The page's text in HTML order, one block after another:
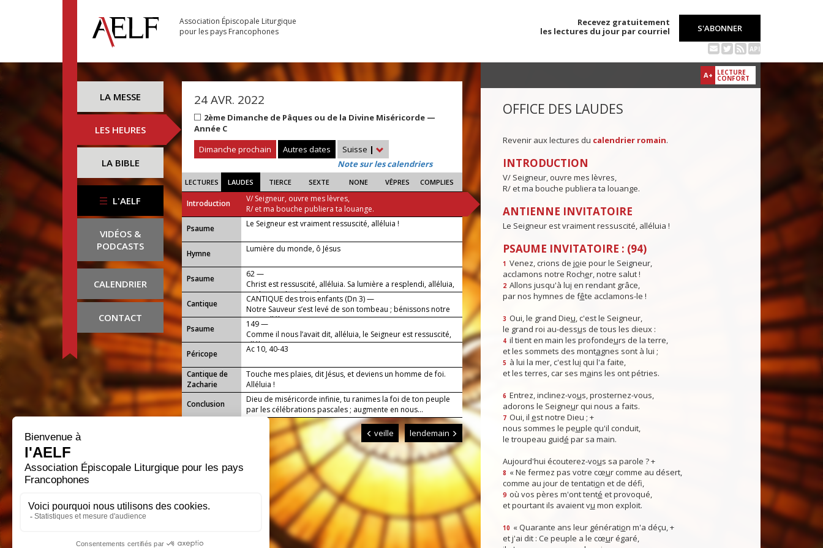
Association Épiscopale Liturgique
pour les pays Francophones
Recevez gratuitement
les lectures du jour par courriel
S'ABONNER
API
LA MESSE
LES HEURES
LA BIBLE
L'AELF
VIDÉOS &
PODCASTS
CALENDRIER
CONTACT
24 AVR. 2022
2ème Dimanche de Pâques ou de la Divine Miséricorde —
Année C
Dimanche prochain
Autres dates Suisse |
Note sur les calendriers
LECTURES LAUDES TIERCE SEXTE NONE VÊPRES COMPLIES
Introduction
V/ Seigneur, ouvre mes lèvres,
R/ et ma bouche publiera ta louange.
Psaume
Le Seigneur est vraiment ressuscité, alléluia !
Hymne Lumière du monde, ô Jésus
Psaume
62 —
Christ est ressuscité, alléluia. Sa lumière a resplendi, alléluia,
sur le peuple racheté par son sang.
Cantique
CANTIQUE des trois enfants (Dn 3) —
Notre Sauveur s’est levé de son tombeau ; bénissons notre
Dieu, alléluia !
Psaume
149 —
Comme il nous l’avait dit, alléluia, le Seigneur est ressuscité,
alléluia !
Péricope
Ac 10, 40-43
Cantique de
Zacharie
Touche mes plaies, dit Jésus, et deviens un homme de foi.
Alléluia !
Conclusion
Dieu de miséricorde infinie, tu ranimes la foi de ton peuple
par les célébrations pascales ; augmente en nous...
veille lendemain
A+ LECTURE
CONFORT
OFFICE DES LAUDES
Revenir aux lectures du calendrier romain.
INTRODUCTION
V/ Seigneur, ouvre mes lèvres,
R/ et ma bouche publiera ta louange.
ANTIENNE INVITATOIRE
Le Seigneur est vraiment ressuscité, alléluia !
PSAUME INVITATOIRE : (94)
1 Venez, crions de joie pour le Seigneur,
acclamons notre Rocher, notre salut !
2 Allons jusqu'à lui en rendant grâce,
par nos hymnes de fête acclamons-le !
3 Oui, le grand Dieu, c'est le Seigneur,
le grand roi au-dessus de tous les dieux :
4 il tient en main les profondeurs de la terre,
et les sommets des montagnes sont à lui ;
5 à lui la mer, c'est lui qui l'a faite,
et les terres, car ses mains les ont pétries.
6 Entrez, inclinez-vous, prosternez-vous,
adorons le Seigneur qui nous a faits.
7 Oui, il est notre Dieu ; +
nous sommes le peuple qu'il conduit,
le troupeau guidé par sa main.
Aujourd'hui écouterez-vous sa parole ? +
8 « Ne fermez pas votre cœur comme au désert,
comme au jour de tentation et de défi,
9 où vos pères m'ont tenté et provoqué,
et pourtant ils avaient vu mon exploit.
10 « Quarante ans leur génération m'a déçu, +
et j'ai dit : Ce peuple a le cœur égaré,